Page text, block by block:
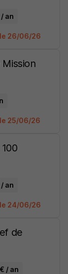
an
26/06/26
25/06/26
an
24/06/26
de
/ an